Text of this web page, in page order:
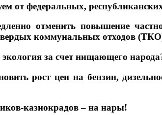
от федеральных,
отменить повышение
коммунальных отходов
за счет нищающего
рост цен на бензин,
казнокрадов – на нары!